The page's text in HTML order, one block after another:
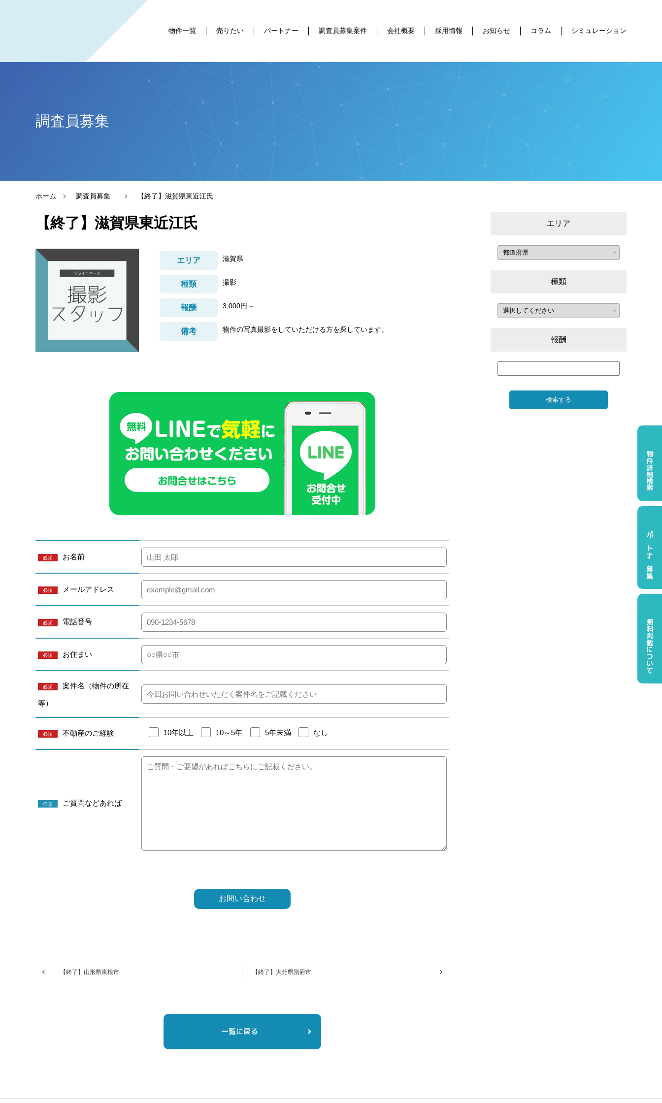
物件一覧 売りたい パートナー 調査員募集案件 会社概要 採用情報 お知らせ コラム シミュレーション
物件詳細検索
パートナー募集
無料掲載について
調査員募集
ホーム 調査員募集 【終了】滋賀県東近江氏
【終了】滋賀県東近江氏
エリア 滋賀県
種類 撮影
報酬 3,000円～
備考 物件の写真撮影をしていただける方を探しています。
必須 お名前
必須 メールアドレス
必須 電話番号
必須 お住まい
必須 案件名（物件の所在
等）
必須 不動産のご経験 10年以上 10～5年 5年未満 なし
任意 ご質問などあれば
【終了】山形県東根市 【終了】大分県別府市
一覧に戻る
エリア
種類
報酬